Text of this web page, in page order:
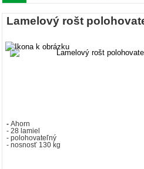
Lamelový rošt
- Ahorn
- 28 lamiel
- polohovateľný
- nosnosť 130 kg